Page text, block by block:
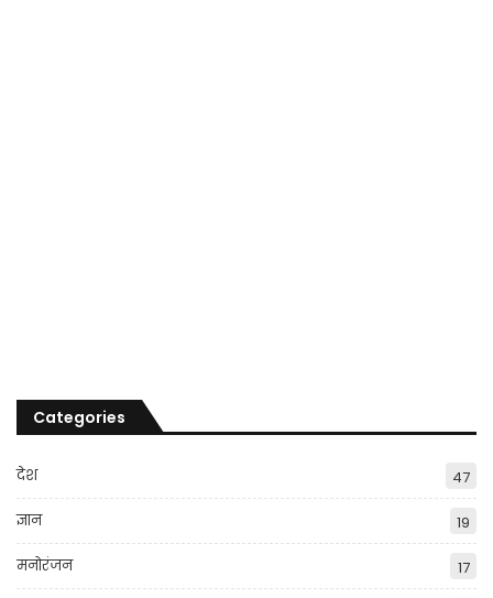
Categories
देश 47
ज्ञान 19
मनोरंजन 17